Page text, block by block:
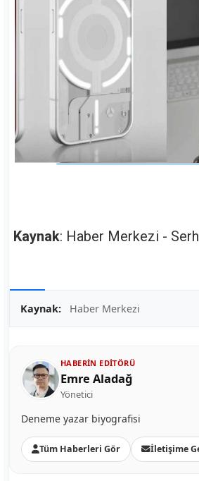
Kaynak: Haber Merkezi -
Kaynak: Haber Merkezi
HABERIN EDITÖRÜ
Emre Aladağ
Yönetici
Deneme yazar biyografisi
Tüm Haberleri Gör İletişime